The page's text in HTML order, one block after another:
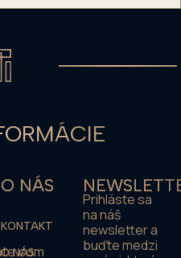
O NÁS
KONTAKT
O NÁS
Prihláste sa
na náš
newsletter a
buďte medzi